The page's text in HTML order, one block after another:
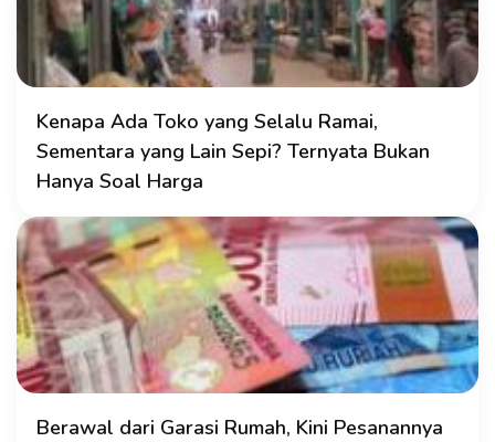
Kenapa Ada Toko yang Selalu Ramai,
Sementara yang Lain Sepi? Ternyata Bukan
Hanya Soal Harga
Berawal dari Garasi Rumah, Kini Pesanannya